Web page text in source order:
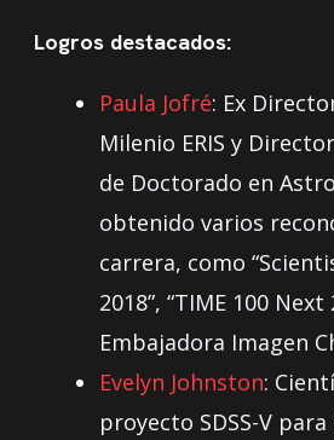
Logros destacados:
Paula Jofré: Ex
Milenio ERIS y
de Doctorado en
obtenido varios
carrera, como
2018”, “TIME 100 Next
Embajadora Imagen
Evelyn Johnston:
proyecto SDSS-V para